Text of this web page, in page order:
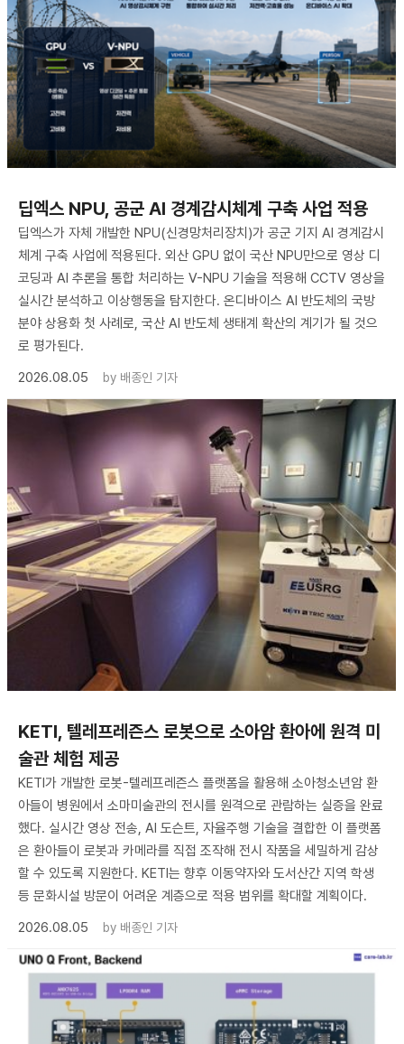
딥엑스 NPU, 공군 AI 경계감시체계 구축 사업 적용
딥엑스가 자체 개발한 NPU(신경망처리장치)가 공군 기지 AI 경계감시
체계 구축 사업에 적용된다. 외산 GPU 없이 국산 NPU만으로 영상 디
코딩과 AI 추론을 통합 처리하는 V-NPU 기술을 적용해 CCTV 영상을
실시간 분석하고 이상행동을 탐지한다. 온디바이스 AI 반도체의 국방
분야 상용화 첫 사례로, 국산 AI 반도체 생태계 확산의 계기가 될 것으
로 평가된다.
2026.08.05
by 배종인 기자
KETI, 텔레프레즌스 로봇으로 소아암 환아에 원격 미
술관 체험 제공
KETI가 개발한 로봇-텔레프레즌스 플랫폼을 활용해 소아청소년암 환
아들이 병원에서 소마미술관의 전시를 원격으로 관람하는 실증을 완료
했다. 실시간 영상 전송, AI 도슨트, 자율주행 기술을 결합한 이 플랫폼
은 환아들이 로봇과 카메라를 직접 조작해 전시 작품을 세밀하게 감상
할 수 있도록 지원한다. KETI는 향후 이동약자와 도서산간 지역 학생
등 문화시설 방문이 어려운 계층으로 적용 범위를 확대할 계획이다.
2026.08.05
by 배종인 기자